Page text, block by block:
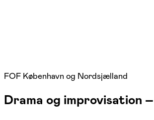
FOF København og Nordsjælland
Drama og improvisation